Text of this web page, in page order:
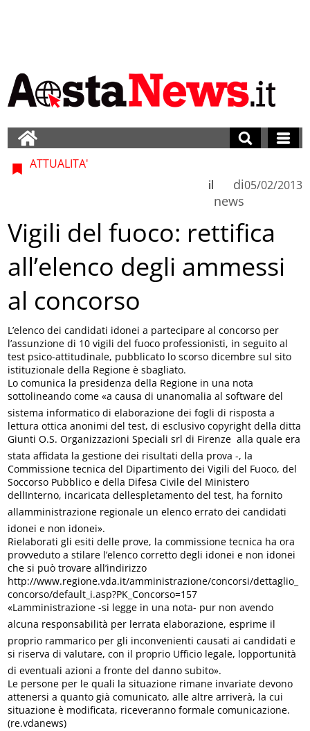
ATTUALITA'
di
news
il 05/02/2013
Vigili del fuoco: rettifica
all’elenco degli ammessi
al concorso
L’elenco dei candidati idonei a partecipare al concorso per
l’assunzione di 10 vigili del fuoco professionisti, in seguito al
test psico-attitudinale, pubblicato lo scorso dicembre sul sito
istituzionale della Regione è sbagliato.
Lo comunica la presidenza della Regione in una nota
sottolineando come «a causa di unanomalia al software del
sistema informatico di elaborazione dei fogli di risposta a
lettura ottica anonimi del test, di esclusivo copyright della ditta
Giunti O.S. Organizzazioni Speciali srl di Firenze  alla quale era
stata affidata la gestione dei risultati della prova -, la
Commissione tecnica del Dipartimento dei Vigili del Fuoco, del
Soccorso Pubblico e della Difesa Civile del Ministero
dellInterno, incaricata dellespletamento del test, ha fornito
allamministrazione regionale un elenco errato dei candidati
idonei e non idonei».
Rielaborati gli esiti delle prove, la commissione tecnica ha ora
provveduto a stilare l’elenco corretto degli idonei e non idonei
che si può trovare all’indirizzo
http://www.regione.vda.it/amministrazione/concorsi/dettaglio_
concorso/default_i.asp?PK_Concorso=157
«Lamministrazione -si legge in una nota- pur non avendo
alcuna responsabilità per lerrata elaborazione, esprime il
proprio rammarico per gli inconvenienti causati ai candidati e
si riserva di valutare, con il proprio Ufficio legale, lopportunità
di eventuali azioni a fronte del danno subito».
Le persone per le quali la situazione rimane invariate devono
attenersi a quanto già comunicato, alle altre arriverà, la cui
situazione è modificata, riceveranno formale comunicazione.
(re.vdanews)